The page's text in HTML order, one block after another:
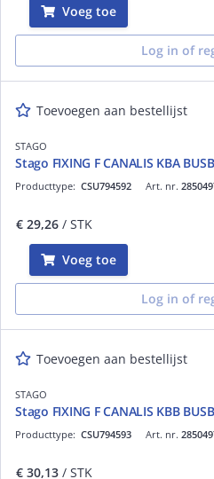
Voeg toe
Log in of
Toevoegen aan bestellijst
STAGO
Stago FIXING F CANALIS KBA
Art. nr.
Producttype: CSU794592
€ 29,26 / STK
Voeg toe
Log in of
Toevoegen aan bestellijst
STAGO
Stago FIXING F CANALIS KBB
Art. nr.
Producttype: CSU794593
€ 30,13 / STK